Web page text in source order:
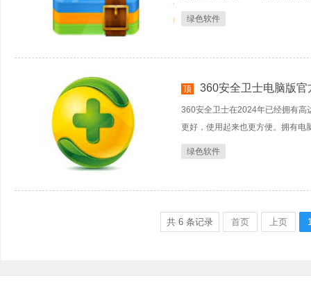
绿色软件
顶 360安全卫士电脑版官
360安全卫士在2024年已经拥有高
更好，使用起来也更方便。拥有电
绿色软件
共6 条记录 首页 上页